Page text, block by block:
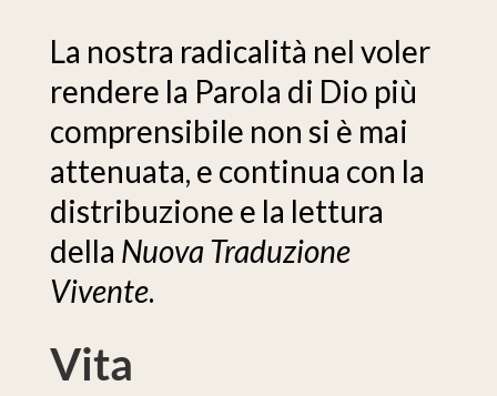
La nostra radicalità nel voler
rendere la Parola di Dio più
comprensibile non si è mai
attenuata, e continua con la
distribuzione e la lettura
della Nuova Traduzione
Vivente.
Vita